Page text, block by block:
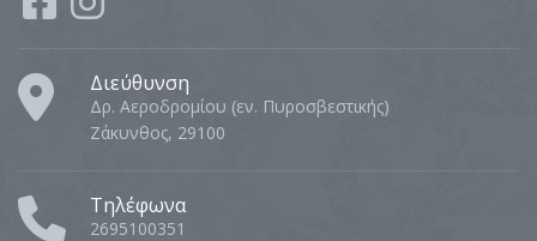
Διεύθυνση
Δρ. Αεροδρομίου (εν. Πυροσβεστικής)
Ζάκυνθος, 29100
Τηλέφωνα
2695100351